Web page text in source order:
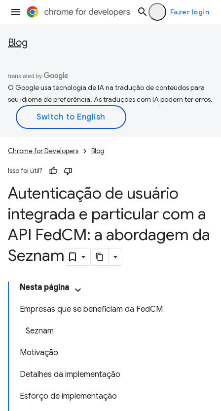
Fazer login
Blog
O Google usa tecnologia de IA na tradução de conteúdos para
seu idioma de preferência. As traduções com IA podem ter erros.
Chrome for Developers Blog
Isso foi útil?
Autenticação de usuário
integrada e particular com a
API FedCM: a abordagem da
Seznam
Nesta página
Empresas que se beneficiam da FedCM
Seznam
Motivação
Detalhes da implementação
Esforço de implementação